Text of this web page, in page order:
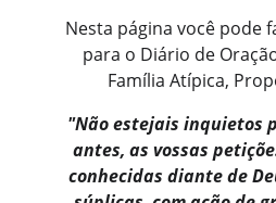
"Não estejais inquietos
antes, as vossas
conhecidas diante de
Nesta página você pode
para o Diário de
Família Atípica,